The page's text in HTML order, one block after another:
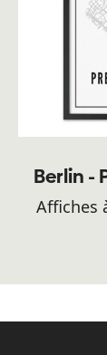
Berlin -
Affiches